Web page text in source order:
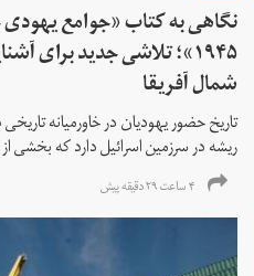
نگاهی به کتاب «جوامع یهودی
۱۹۴۵»؛ تلاشی جدید برای
شمال آفریقا
تاریخ حضور یهودیان در خاورمیانه
ریشه در سرزمین اسرائیل دارد که بخشی
۴ ساعت ۲۹ دقیقه پیش